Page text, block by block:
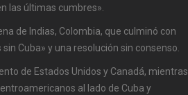
las últimas cumbres».
de Indias, Colombia, que culminó con
Cuba» y una resolución sin consenso.
de Estados Unidos y Canadá, mientras
al lado de Cuba y